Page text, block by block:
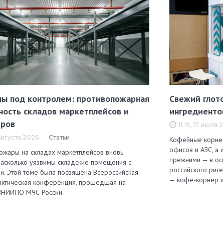
под контролем: противопожарная
складов маркетплейсов и
2026 Статьи
на складах маркетплейсов вновь
уязвимы складские помещения с
Этой теме была посвящена Всероссийская
конференция, прошедшая на
МЧС России.
Свежий
11:19, 17 июля
Кофейные
офисов и АЗС, а
прежними — в
российского
— кофе-корнер